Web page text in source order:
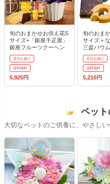
旬のおまかせお供え花S
サイズ+「銀座千疋屋」
銀座フルーツクーヘン
翌日お届け
送料無料
5,925円
旬のおま
サイズ＋
三盆バウ
翌日お届け
送料無料
5,210円
ペット
大切なペットのご供養に、やさしい